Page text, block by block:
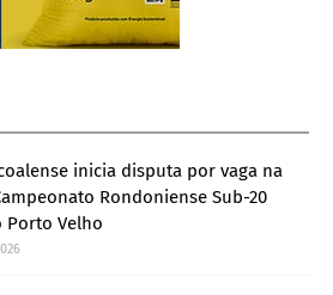
inicia disputa por vaga na
Rondoniense Sub-20
Porto Velho